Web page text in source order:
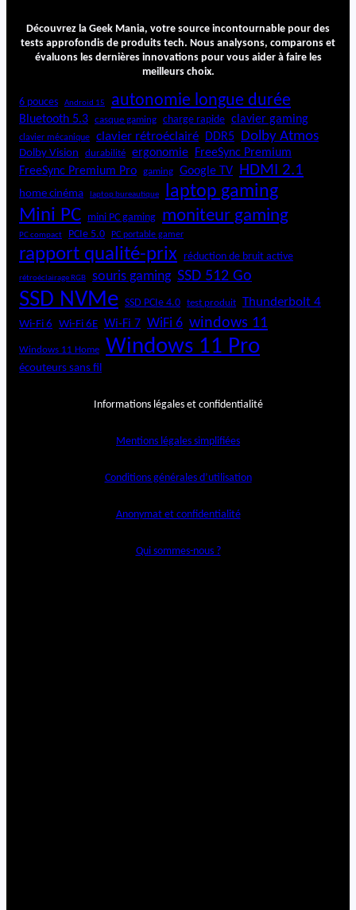
Découvrez la Geek Mania, votre source incontournable pour des
tests approfondis de produits tech. Nous analysons, comparons et
évaluons les dernières innovations pour vous aider à faire les
meilleurs choix.
6 pouces Android 15 autonomie longue durée
Bluetooth 5.3 casque gaming charge rapide clavier gaming
clavier mécanique clavier rétroéclairé DDR5 Dolby Atmos
Dolby Vision durabilité ergonomie
FreeSync Premium
FreeSync Premium Pro
gaming Google TV HDMI 2.1
home cinéma laptop bureautique laptop gaming
Mini PC mini PC gaming moniteur gaming
PC compact PCIe 5.0 PC portable gamer
rapport qualité-prix réduction de bruit active
rétroéclairage RGB souris gaming SSD 512 Go
SSD NVMe SSD PCIe 4.0 test produit Thunderbolt 4
Wi-Fi 6 Wi-Fi 6E Wi-Fi 7 WiFi 6 windows 11
Windows 11 Home Windows 11 Pro
écouteurs sans fil
Informations légales et confidentialité
Mentions légales simplifiées
Conditions générales d’utilisation
Anonymat et confidentialité
Qui sommes-nous ?